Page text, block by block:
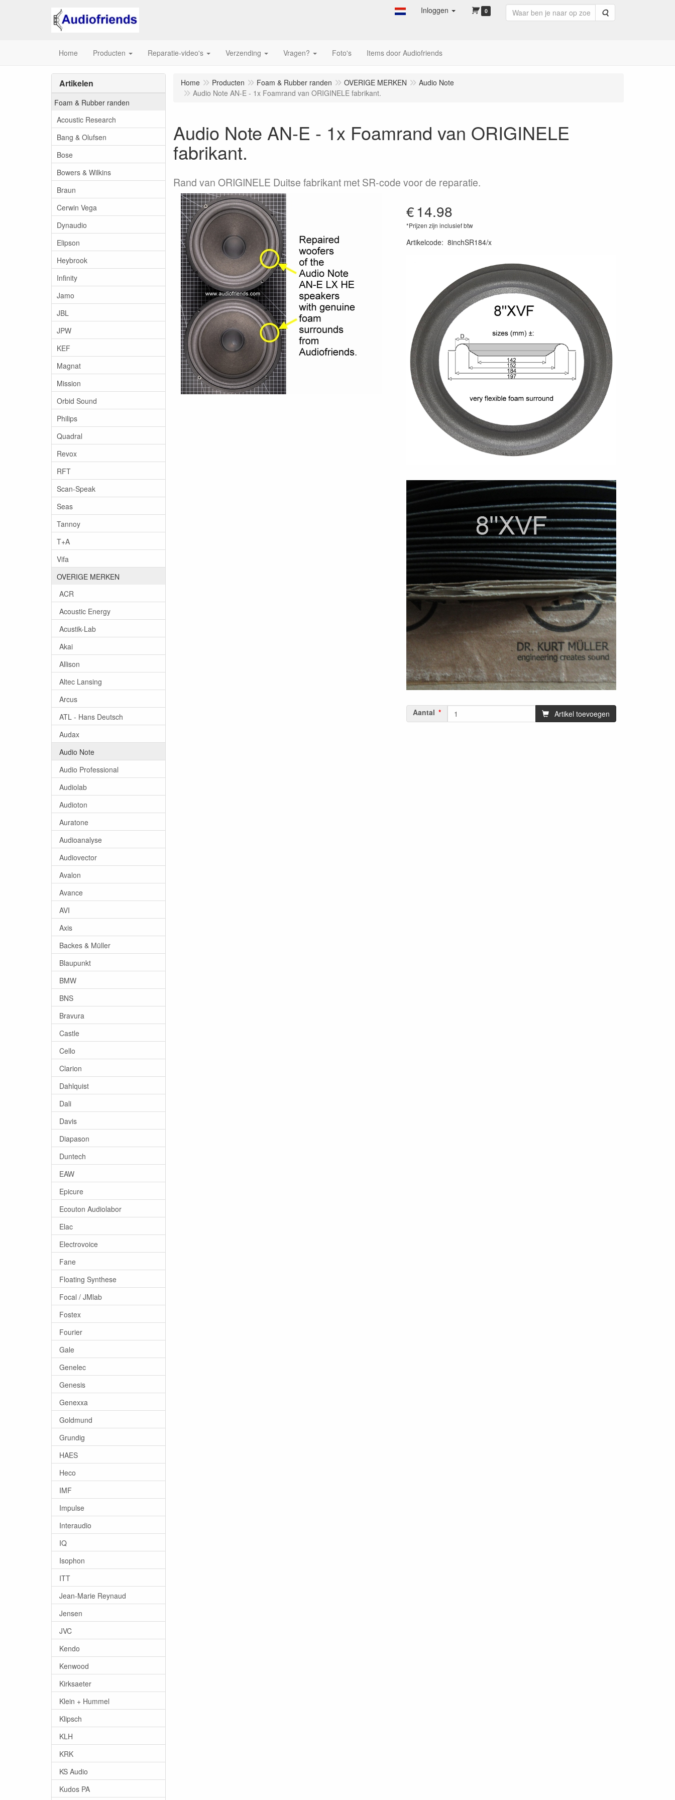
Inloggen 0 Zoeken
Home Producten Reparatie-video's Verzending Vragen? Foto's Items door Audiofriends
Artikelen
Foam & Rubber randen
Acoustic Research
Bang & Olufsen
Bose
Bowers & Wilkins
Braun
Cerwin Vega
Dynaudio
Elipson
Heybrook
Infinity
Jamo
JBL
JPW
KEF
Magnat
Mission
Orbid Sound
Philips
Quadral
Revox
RFT
Scan-Speak
Seas
Tannoy
T+A
Vifa
OVERIGE MERKEN
ACR
Acoustic Energy
Acustik-Lab
Akai
Allison
Altec Lansing
Arcus
ATL - Hans Deutsch
Audax
Audio Note
Audio Professional
Audiolab
Audioton
Auratone
Audioanalyse
Audiovector
Avalon
Avance
AVI
Axis
Backes & Müller
Blaupunkt
BMW
BNS
Bravura
Castle
Cello
Clarion
Dahlquist
Dali
Davis
Diapason
Duntech
EAW
Epicure
Ecouton Audiolabor
Elac
Electrovoice
Fane
Floating Synthese
Focal / JMlab
Fostex
Fourier
Gale
Genelec
Genesis
Genexxa
Goldmund
Grundig
HAES
Heco
IMF
Impulse
Interaudio
IQ
Isophon
ITT
Jean-Marie Reynaud
Jensen
JVC
Kendo
Kenwood
Kirksaeter
Klein + Hummel
Klipsch
KLH
KRK
KS Audio
Kudos PA
Home Producten Foam & Rubber randen OVERIGE MERKEN
Audio Note
Audio Note AN-E - 1x Foamrand van ORIGINELE fabrikant.
Audio Note AN-E - 1x Foamrand van ORIGINELE
fabrikant.
Rand van ORIGINELE Duitse fabrikant met SR-code voor de reparatie.
€14.98
*Prijzen zijn inclusief btw
Artikelcode: 8inchSR184/x
Aantal Artikel toevoegen